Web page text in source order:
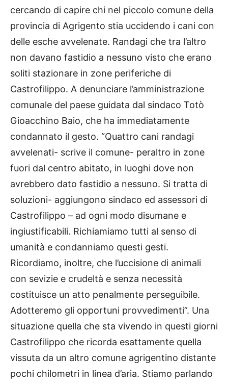
cercando di capire chi nel piccolo comune della
provincia di Agrigento stia uccidendo i cani con
delle esche avvelenate. Randagi che tra l’altro
non davano fastidio a nessuno visto che erano
soliti stazionare in zone periferiche di
Castrofilippo. A denunciare l’amministrazione
comunale del paese guidata dal sindaco Totò
Gioacchino Baio, che ha immediatamente
condannato il gesto. “Quattro cani randagi
avvelenati- scrive il comune- peraltro in zone
fuori dal centro abitato, in luoghi dove non
avrebbero dato fastidio a nessuno. Si tratta di
soluzioni- aggiungono sindaco ed assessori di
Castrofilippo – ad ogni modo disumane e
ingiustificabili. Richiamiamo tutti al senso di
umanità e condanniamo questi gesti.
Ricordiamo, inoltre, che l’uccisione di animali
con sevizie e crudeltà e senza necessità
costituisce un atto penalmente perseguibile.
Adotteremo gli opportuni provvedimenti”. Una
situazione quella che sta vivendo in questi giorni
Castrofilippo che ricorda esattamente quella
vissuta da un altro comune agrigentino distante
pochi chilometri in linea d’aria. Stiamo parlando